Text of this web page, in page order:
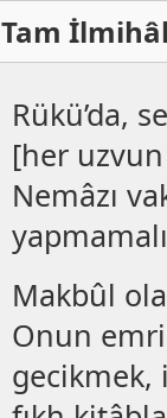
Tam
Rükü’da,
[her
Nemâzı
Makbûl
Onun
gecikmek,